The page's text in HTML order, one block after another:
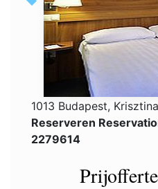
1013 Budapest,
Reserveren
2279614